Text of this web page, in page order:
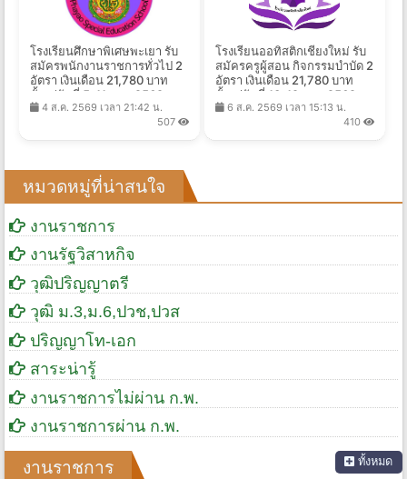
โรงเรียนศึกษาพิเศษพะเยา รับ
สมัครพนักงานราชการทั่วไป 2
อัตรา เงินเดือน 21,780 บาท
ตั้งแต่วันที่ 5-11 ส.ค. 2569
4 ส.ค. 2569 เวลา 21:42 น.
507
โรงเรียนออทิสติกเชียงใหม่ รับ
สมัครครูผู้สอน กิจกรรมบำบัด 2
อัตรา เงินเดือน 21,780 บาท
ตั้งแต่วันที่ 13-19 ส.ค. 2569
6 ส.ค. 2569 เวลา 15:13 น.
410
หมวดหมู่ที่น่าสนใจ
งานราชการ
งานรัฐวิสาหกิจ
วุฒิปริญญาตรี
วุฒิ ม.3,ม.6,ปวช,ปวส
ปริญญาโท-เอก
สาระน่ารู้
งานราชการไม่ผ่าน ก.พ.
งานราชการผ่าน ก.พ.
งานราชการ ทั้งหมด